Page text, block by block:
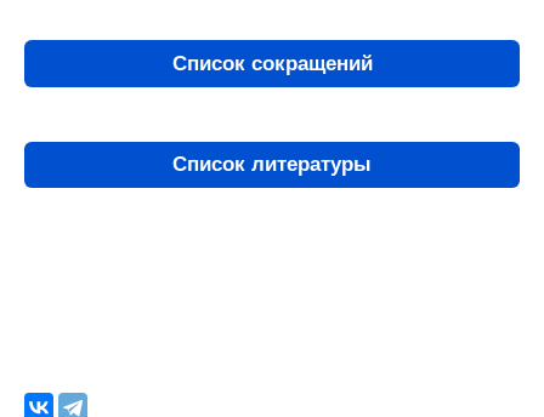
Список сокращений
Список литературы